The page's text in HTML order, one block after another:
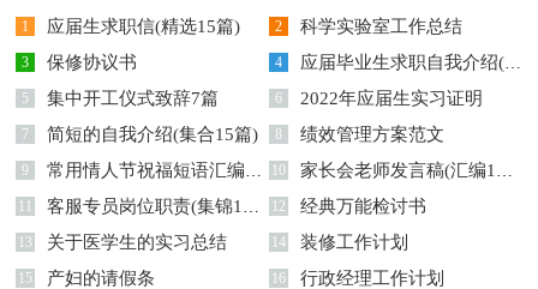
1 应届生求职信(精选15篇) 2 科学实验室工作总结
3 保修协议书 4 应届毕业生求职自我介绍(汇编15篇)
5 集中开工仪式致辞7篇 6 2022年应届生实习证明
7 简短的自我介绍(集合15篇) 8 绩效管理方案范文
9 常用情人节祝福短语汇编77句 10 家长会老师发言稿(汇编15篇)
11 客服专员岗位职责(集锦15篇) 12 经典万能检讨书
13 关于医学生的实习总结 14 装修工作计划
15 产妇的请假条 16 行政经理工作计划